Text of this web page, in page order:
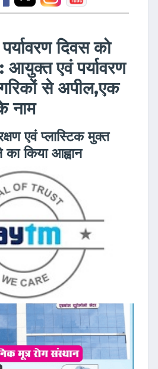
दिवस को
आयुक्त एवं पर्यावरण
से अपील,एक
नाम
एवं प्लास्टिक मुक्त
किया आह्वान